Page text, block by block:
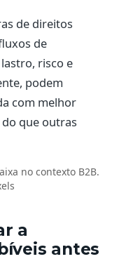
de direitos
de
risco e
podem
com melhor
que outras
no contexto B2B.
a
antes